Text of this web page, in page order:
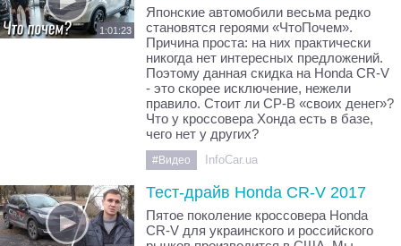
1:01:23
Японские автомобили весьма редко
становятся героями «ЧтоПочем».
Причина проста: на них практически
никогда нет интересных предложений.
Поэтому данная скидка на Honda CR-V
- это скорее исключение, нежели
правило. Стоит ли СР-В «своих денег»?
Что у кроссовера Хонда есть в базе,
чего нет у других?
#Видео InfoCar.ua
Тест-драйв Honda CR-V 2017
Пятое поколение кроссовера Honda
CR-V для украинского и российского